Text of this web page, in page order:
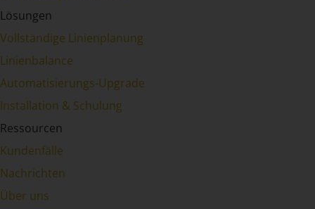
Lösungen
Vollständige Linienplanung
Linienbalance
Automatisierungs-Upgrade
Installation & Schulung
Ressourcen
Kundenfälle
Nachrichten
Über uns